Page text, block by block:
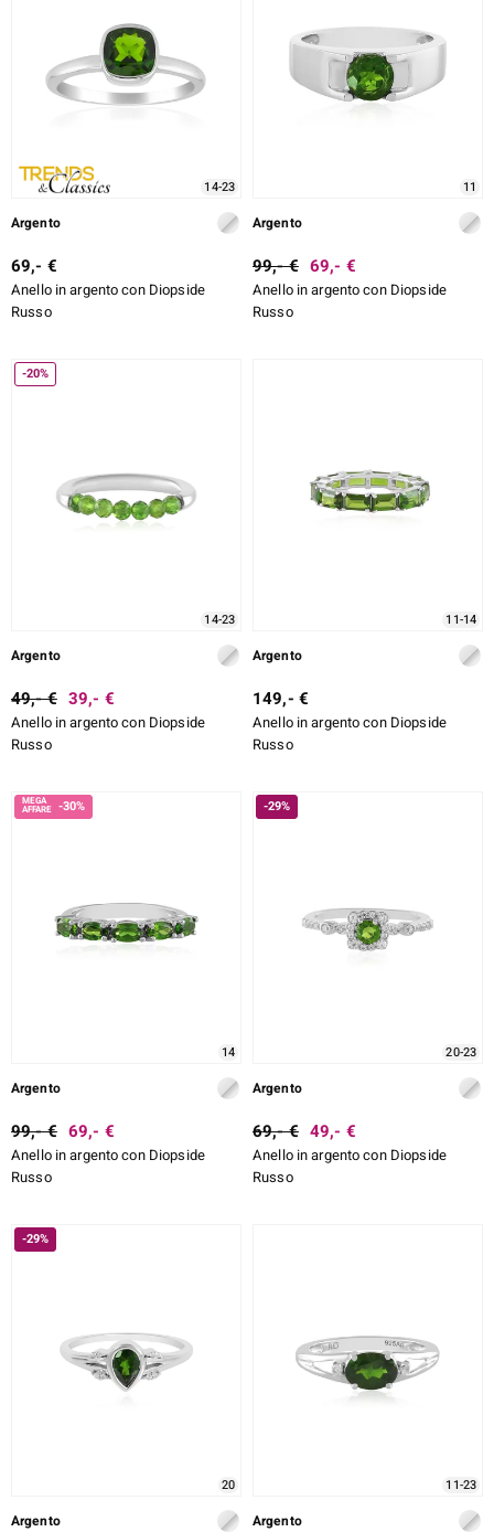
14-23
Argento
69,- €
Anello in argento con Diopside
Russo
11
Argento
99,- € 69,- €
Anello in argento con Diopside
Russo
-20%
14-23
Argento
49,- € 39,- €
Anello in argento con Diopside
Russo
11-14
Argento
149,- €
Anello in argento con Diopside
Russo
-30%
14
Argento
99,- € 69,- €
Anello in argento con Diopside
Russo
-29%
20-23
Argento
69,- € 49,- €
Anello in argento con Diopside
Russo
-29%
20
Argento
11-23
Argento